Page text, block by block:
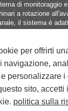
di monitoraggio
a rotazione
il sistema è
un gran numero di
complete e
​​International Trading
per offrirti
navigazione,
personalizzare i
sito, accetti
politica sulla